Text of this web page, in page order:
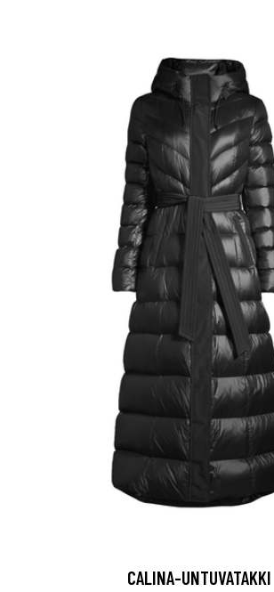
CALINA-UNTUVATAKKI